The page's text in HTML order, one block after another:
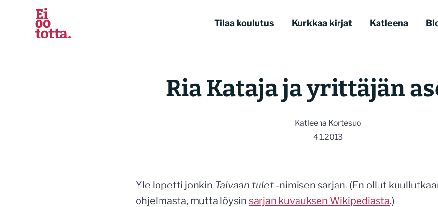
sisältöön
Tilaa koulutus Kurkkaa kirjat Katleena
Ria Kataja ja yrittäjän
Katleena Kortesuo
4.1.2013
Yle lopetti jonkin Taivaan tulet -nimisen sarjan. (En ollut
ohjelmasta, mutta löysin sarjan kuvauksen Wikipediasta.)